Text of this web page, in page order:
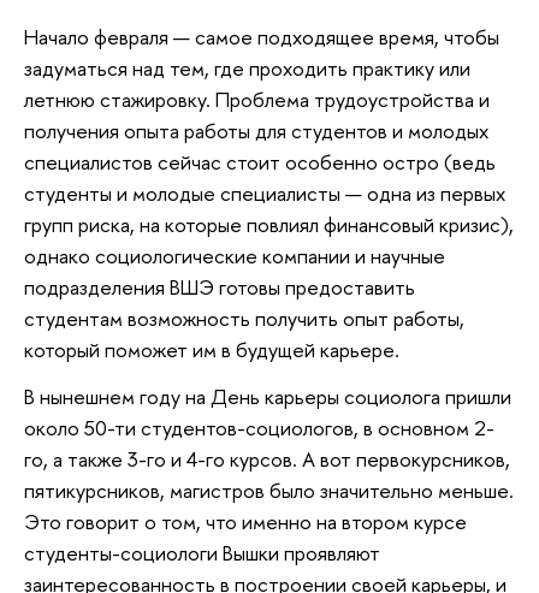
Начало февраля — самое подходящее время, чтобы
задуматься над тем, где проходить практику или
летнюю стажировку. Проблема трудоустройства и
получения опыта работы для студентов и молодых
специалистов сейчас стоит особенно остро (ведь
студенты и молодые специалисты — одна из первых
групп риска, на которые повлиял финансовый кризис),
однако социологические компании и научные
подразделения ВШЭ готовы предоставить
студентам возможность получить опыт работы,
который поможет им в будущей карьере.
В нынешнем году на День карьеры социолога пришли
около 50-ти студентов-социологов, в основном 2-
го, а также 3-го и 4-го курсов. А вот первокурсников,
пятикурсников, магистров было значительно меньше.
Это говорит о том, что именно на втором курсе
студенты-социологи Вышки проявляют
заинтересованность в построении своей карьеры, и